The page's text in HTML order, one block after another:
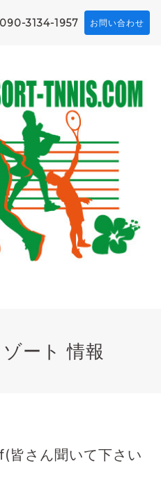
090-3134-1957 お問い合わせ
ート 情報
さん聞いて下さい